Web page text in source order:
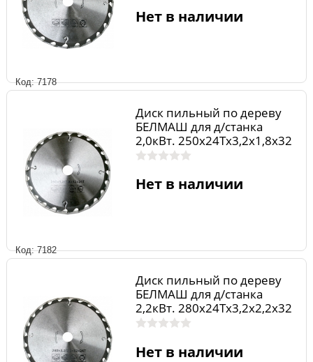
Код: 7178
Нет в наличии
Код: 7182
Диск пильный по дереву
БЕЛМАШ для д/станка
2,0кВт. 250х24Тх3,2х1,8х32
мм.
Нет в наличии
Диск пильный по дереву
БЕЛМАШ для д/станка
2,2кВт. 280х24Тх3,2х2,2х32
мм
Нет в наличии